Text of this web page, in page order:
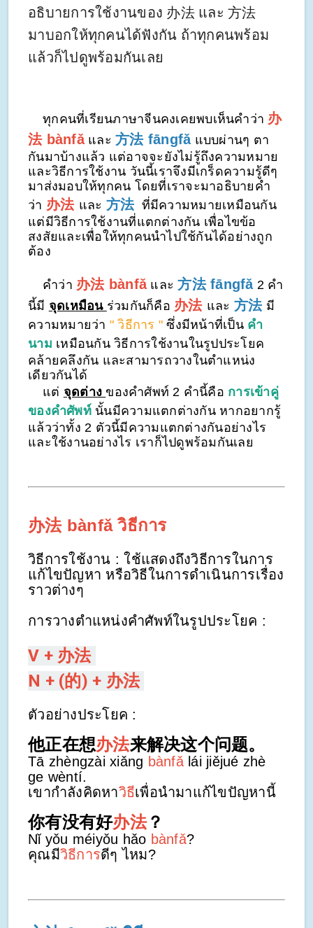
อธิบายการใช้งานของ 办法 และ 方法
มาบอกให้ทุกคนได้ฟังกัน ถ้าทุกคนพร้อม
แล้วก็ไปดูพร้อมกันเลย
ทุกคนที่เรียนภาษาจีนคงเคยพบเห็นคำว่า 办
法 bànfǎ และ 方法 fāngfǎ แบบผ่านๆ ตา
กันมาบ้างแล้ว แต่อาจจะยังไม่รู้ถึงความหมาย
และวิธีการใช้งาน วันนี้เราจึงมีเกร็ดความรู้ดีๆ
มาส่งมอบให้ทุกคน โดยที่เราจะมาอธิบายคำ
ว่า 办法 และ 方法 ที่มีความหมายเหมือนกัน
แต่มีวิธีการใช้งานที่แตกต่างกัน เพื่อไขข้อ
สงสัยและเพื่อให้ทุกคนนำไปใช้กันได้อย่างถูก
ต้อง
คำว่า 办法 bànfǎ และ方法 fāngfǎ 2 คำ
นี้มี จุดเหมือน ร่วมกันก็คือ 办法 และ 方法 มี
ความหมายว่า " วิธีการ " ซึ่งมีหน้าที่เป็น คำ
นาม เหมือนกัน วิธีการใช้งานในรูปประโยค
คล้ายคลึงกัน และสามารถวางในตำแหน่ง
เดียวกันได้
แต่ จุดต่าง ของคำศัพท์ 2 คำนี้คือ การเข้าคู่
ของคำศัพท์ นั้นมีความแตกต่างกัน หากอยากรู้
แล้วว่าทั้ง 2 ตัวนี้มีความแตกต่างกันอย่างไร
และใช้งานอย่างไร เราก็ไปดูพร้อมกันเลย
办法 bànfǎวิธีการ
วิธีการใช้งาน : ใช้แสดงถึงวิธีการในการ
แก้ไขปัญหา หรือวิธีในการดำเนินการเรื่อง
ราวต่างๆ
การวางตำแหน่งคำศัพท์ในรูปประโยค :
V + 办法
N + (的) + 办法
ตัวอย่างประโยค :
他正在想办法来解决这个问题。
Tā zhèngzài xiǎng bànfǎlái jiějué zhè
ge wèntí.
เขากำลังคิดหาวิธีเพื่อนำมาแก้ไขปัญหานี้
你有没有好办法？
Nǐ yǒu méiyǒu hǎo bànfǎ?
คุณมีวิธีการดีๆ ไหม?